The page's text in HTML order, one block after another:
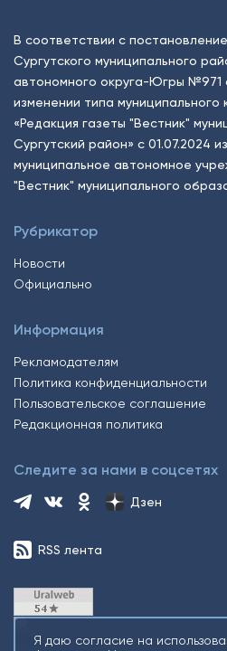
В соответствии с
Сургутского муниципального
автономного округа-Югры №971
изменении типа муниципального
«Редакция газеты "Вестник"
Сургутский район» с 01.07.2024
муниципальное автономное
"Вестник" муниципального
Рубрикатор
Новости
Официально
Информация
Рекламодателям
Политика конфиденциальности
Пользовательское соглашение
Редакционная политика
Следите за нами в соцсетях
Дзен
RSS лента
Я даю согласие на